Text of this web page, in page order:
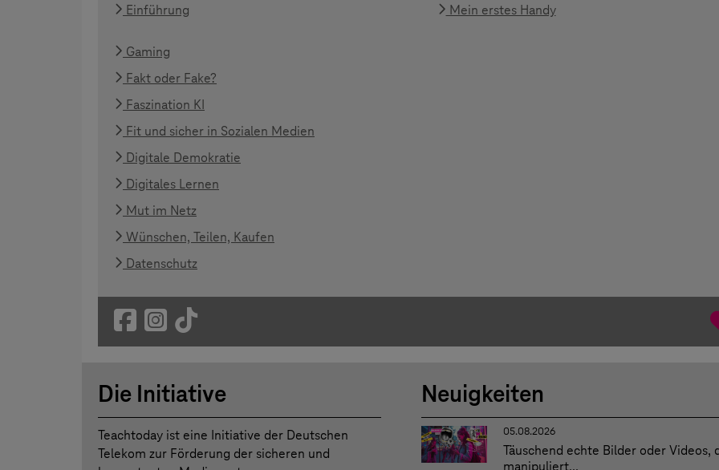
Einführung
Mein erstes Handy
Gaming
Fakt oder Fake?
Faszination KI
Fit und sicher in Sozialen Medien
Digitale Demokratie
Digitales Lernen
Mut im Netz
Wünschen, Teilen, Kaufen
Datenschutz
Die Initiative
Teachtoday ist eine Initiative der Deutschen
Telekom zur Förderung der sicheren und
Neuigkeiten
05.08.2026
Täuschend echte Bilder oder Videos,
manipuliert...